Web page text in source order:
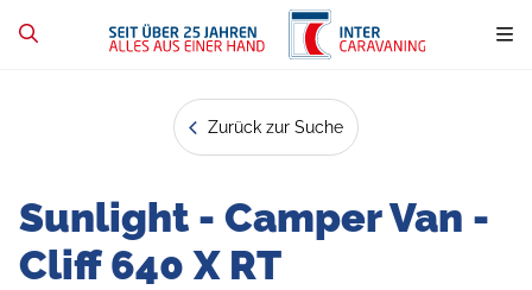
Zurück zur Suche
Sunlight - Camper Van -
Cliff 640 X RT